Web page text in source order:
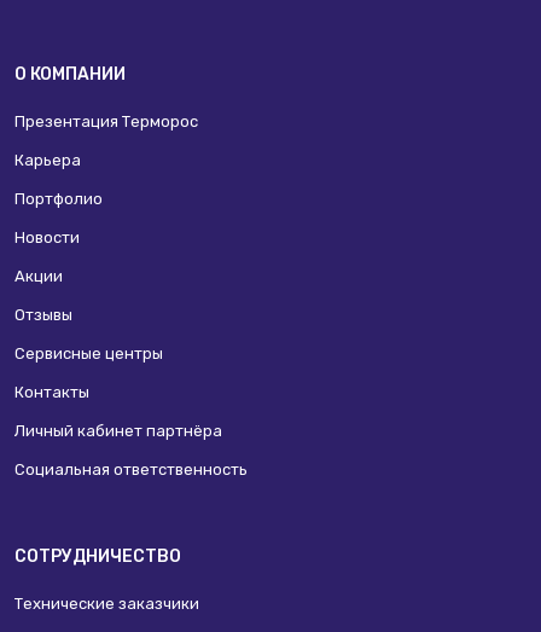
О КОМПАНИИ
Презентация Терморос
Карьера
Портфолио
Новости
Акции
Отзывы
Сервисные центры
Контакты
Личный кабинет партнёра
Социальная ответственность
СОТРУДНИЧЕСТВО
Технические заказчики